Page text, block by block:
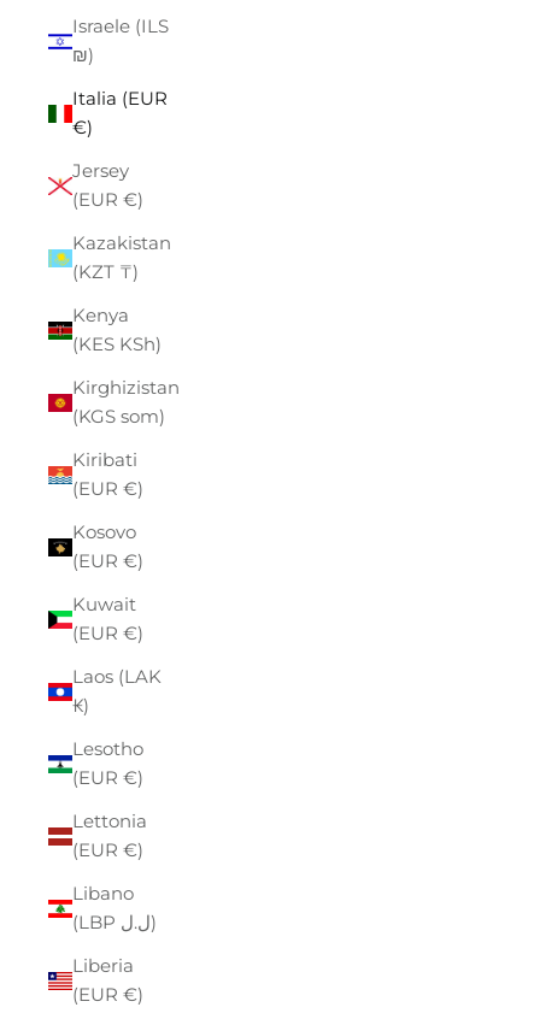
Israele (ILS
₪)
Italia (EUR
€)
Jersey
(EUR €)
Kazakistan
(KZT ₸)
Kenya
(KES KSh)
Kirghizistan
(KGS som)
Kiribati
(EUR €)
Kosovo
(EUR €)
Kuwait
(EUR €)
Laos (LAK
₭)
Lesotho
(EUR €)
Lettonia
(EUR €)
Libano
(LBP ل.ل)
Liberia
(EUR €)